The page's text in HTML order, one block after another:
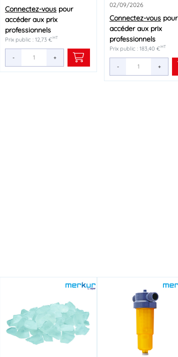
Connectez-vous pour
accéder aux prix
professionnels
Prix public : 12,73 €HT
- +
02/09/2026
Connectez-vous pour
accéder aux prix
professionnels
Prix public : 183,40 €HT
- +